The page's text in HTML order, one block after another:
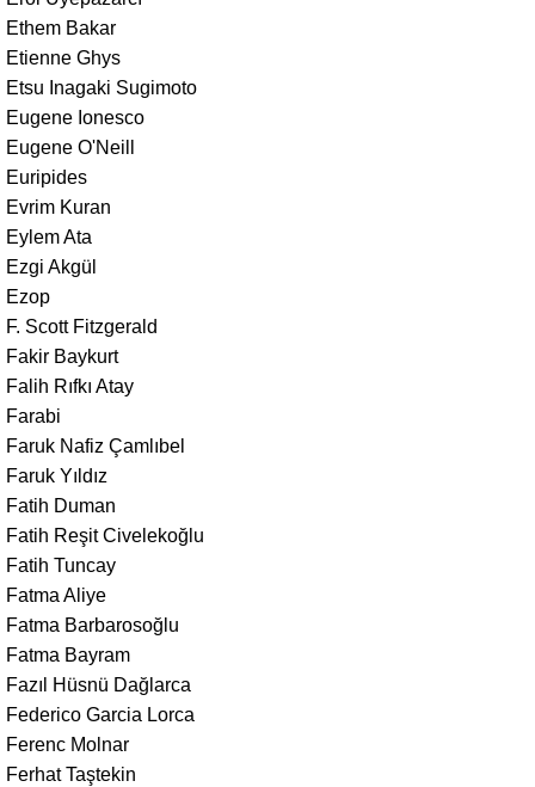
Ethem Bakar
Etienne Ghys
Etsu Inagaki Sugimoto
Eugene Ionesco
Eugene O'Neill
Euripides
Evrim Kuran
Eylem Ata
Ezgi Akgül
Ezop
F. Scott Fitzgerald
Fakir Baykurt
Falih Rıfkı Atay
Farabi
Faruk Nafiz Çamlıbel
Faruk Yıldız
Fatih Duman
Fatih Reşit Civelekoğlu
Fatih Tuncay
Fatma Aliye
Fatma Barbarosoğlu
Fatma Bayram
Fazıl Hüsnü Dağlarca
Federico Garcia Lorca
Ferenc Molnar
Ferhat Taştekin